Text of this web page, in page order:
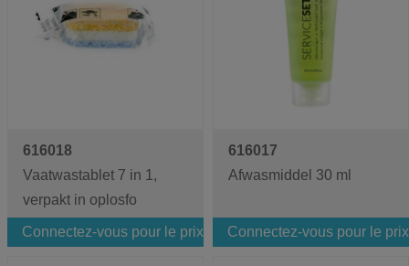
616018
Vaatwastablet 7 in 1,
verpakt in oplosfo
Connectez-vous pour le prix
616017
Afwasmiddel 30 ml
Connectez-vous pour le prix